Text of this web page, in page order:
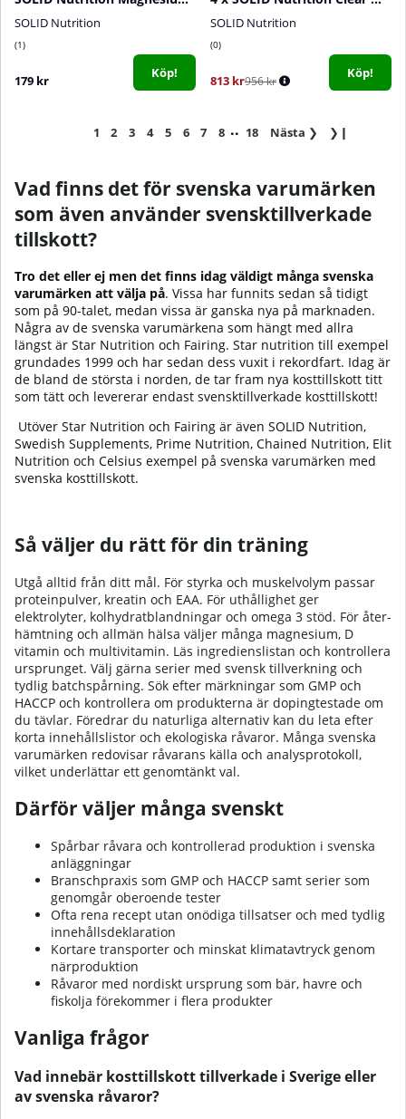
SOLID Nutrition
1
179 kr Köp!
SOLID Nutrition
0
813 kr956 kr
Köp!
1 2 3 4 5 6 7 8 .. 18 Nästa ❯ ❯❙
Vad finns det för svenska varumärken
som även använder svensktillverkade
tillskott?
Tro det eller ej men det finns idag väldigt många svenska
varumärken att välja på. Vissa har funnits sedan så tidigt
som på 90-talet, medan vissa är ganska nya på marknaden.
Några av de svenska varumärkena som hängt med allra
längst är Star Nutrition och Fairing. Star nutrition till exempel
grundades 1999 och har sedan dess vuxit i rekordfart. Idag är
de bland de största i norden, de tar fram nya kosttillskott titt
som tätt och levererar endast svensktillverkade kosttillskott!
Utöver Star Nutrition och Fairing är även SOLID Nutrition,
Swedish Supplements, Prime Nutrition, Chained Nutrition, Elit
Nutrition och Celsius exempel på svenska varumärken med
svenska kosttillskott.
Så väljer du rätt för din träning
Utgå alltid från ditt mål. För styrka och muskelvolym passar
proteinpulver, kreatin och EAA. För uthållighet ger
elektrolyter, kolhydrat­blandningar och omega 3 stöd. För åter­
hämtning och allmän hälsa väljer många magnesium, D
vitamin och multivitamin. Läs ingrediens­listan och kontrollera
ursprunget. Välj gärna serier med svensk tillverkning och
tydlig batch­spårning. Sök efter märkningar som GMP och
HACCP och kontrollera om produkterna är doping­testade om
du tävlar. Föredrar du naturliga alternativ kan du leta efter
korta innehållslistor och ekologiska råvaror. Många svenska
varumärken redovisar råvarans källa och analys­protokoll,
vilket underlättar ett genomtänkt val.
Därför väljer många svenskt
Spårbar råvara och kontrollerad produktion i svenska
anläggningar
Bransch­praxis som GMP och HACCP samt serier som
genomgår oberoende tester
Ofta rena recept utan onödiga tillsatser och med tydlig
innehålls­deklaration
Kortare transporter och minskat klimat­avtryck genom
närproduktion
Råvaror med nordiskt ursprung som bär, havre och
fiskolja förekommer i flera produkter
Vanliga frågor
Vad innebär kosttillskott tillverkade i Sverige eller
av svenska råvaror?